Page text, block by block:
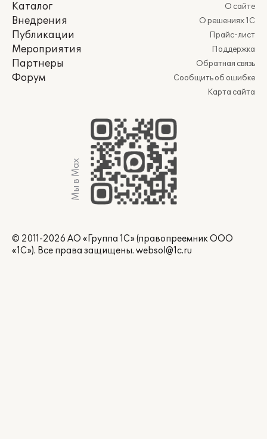
Каталог
Внедрения
Публикации
Мероприятия
Партнеры
Форум
О сайте
О решениях 1С
Прайс-лист
Поддержка
Обратная связь
Сообщить об ошибке
Карта сайта
Мы в Max
© 2011-2026 АО «Группа 1С» (правопреемник ООО
«1С»). Все права защищены. websol@1c.ru